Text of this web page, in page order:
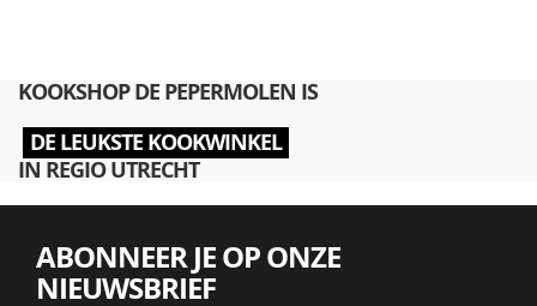
KOOKSHOP DE PEPERMOLEN IS
DE LEUKSTE KOOKWINKEL
IN REGIO UTRECHT
ABONNEER JE OP ONZE
NIEUWSBRIEF